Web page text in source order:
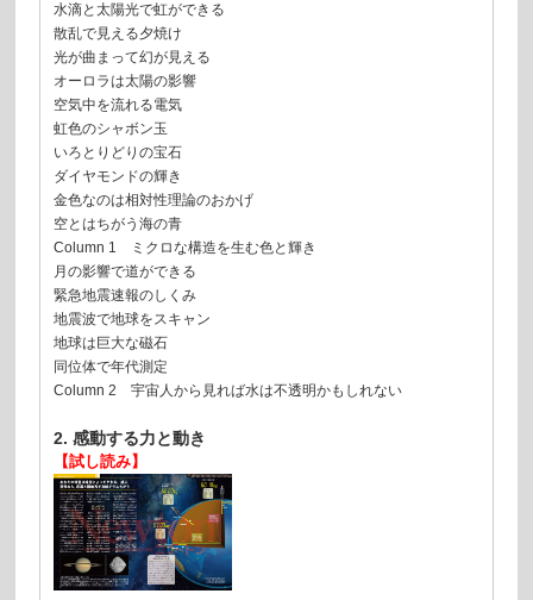
水滴と太陽光で虹ができる
散乱で見える夕焼け
光が曲まって幻が見える
オーロラは太陽の影響
空気中を流れる電気
虹色のシャボン玉
いろとりどりの宝石
ダイヤモンドの輝き
金色なのは相対性理論のおかげ
空とはちがう海の青
Column 1 ミクロな構造を生む色と輝き
月の影響で道ができる
緊急地震速報のしくみ
地震波で地球をスキャン
地球は巨大な磁石
同位体で年代測定
Column 2 宇宙人から見れば水は不透明かもしれない
2. 感動する力と動き
【試し読み】